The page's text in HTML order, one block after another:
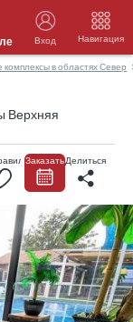
Вход Навигация
комплексы в областях Север
Верхняя
Делиться
Заказать